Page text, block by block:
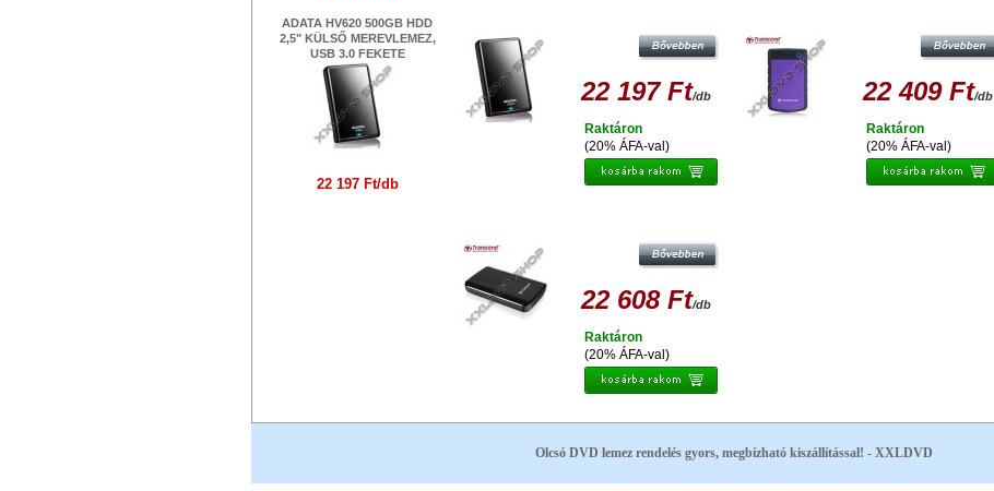
ADATA HV620 500GB HDD
2,5" KÜLSŐ MEREVLEMEZ,
USB 3.0 FEKETE
22 197 Ft/db
22 197 Ft/db
(20% ÁFA-val)
Raktáron
USB 3.0, SW ELITE, OTB, LILA
22 409 Ft/db
(20% ÁFA-val)
Raktáron
22 608 Ft/db
(20% ÁFA-val)
Raktáron
Olcsó DVD lemez rendelés gyors, megbízható kiszállítással! - XXLDVD